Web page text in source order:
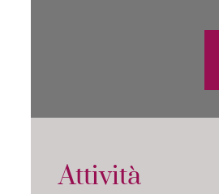
Attività